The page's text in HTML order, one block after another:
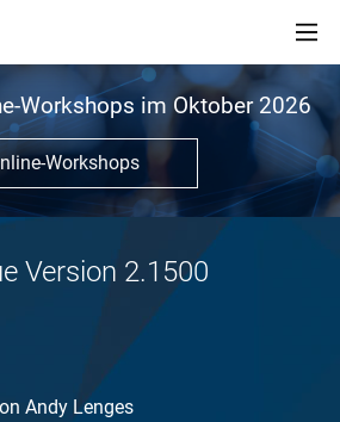
Workshops im Oktober 2026
Workshops
Version 2.1500
Andy Lenges